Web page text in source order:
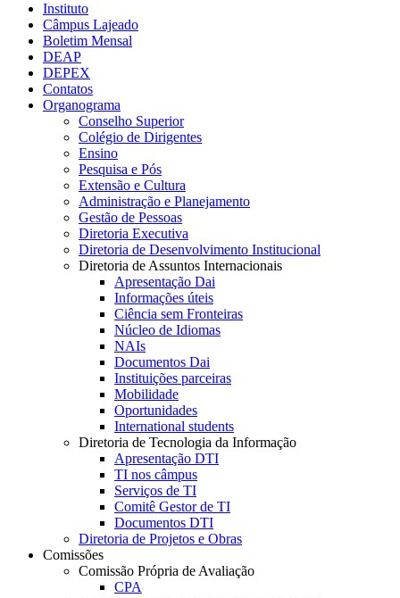
Instituto
Câmpus Lajeado
Boletim Mensal
DEAP
DEPEX
Contatos
Organograma
Conselho Superior
Colégio de Dirigentes
Ensino
Pesquisa e Pós
Extensão e Cultura
Administração e Planejamento
Gestão de Pessoas
Diretoria Executiva
Diretoria de Desenvolvimento Institucional
Diretoria de Assuntos Internacionais
Apresentação Dai
Informações úteis
Ciência sem Fronteiras
Núcleo de Idiomas
NAIs
Documentos Dai
Instituições parceiras
Mobilidade
Oportunidades
International students
Diretoria de Tecnologia da Informação
Apresentação DTI
TI nos câmpus
Serviços de TI
Comitê Gestor de TI
Documentos DTI
Diretoria de Projetos e Obras
Comissões
Comissão Própria de Avaliação
CPA